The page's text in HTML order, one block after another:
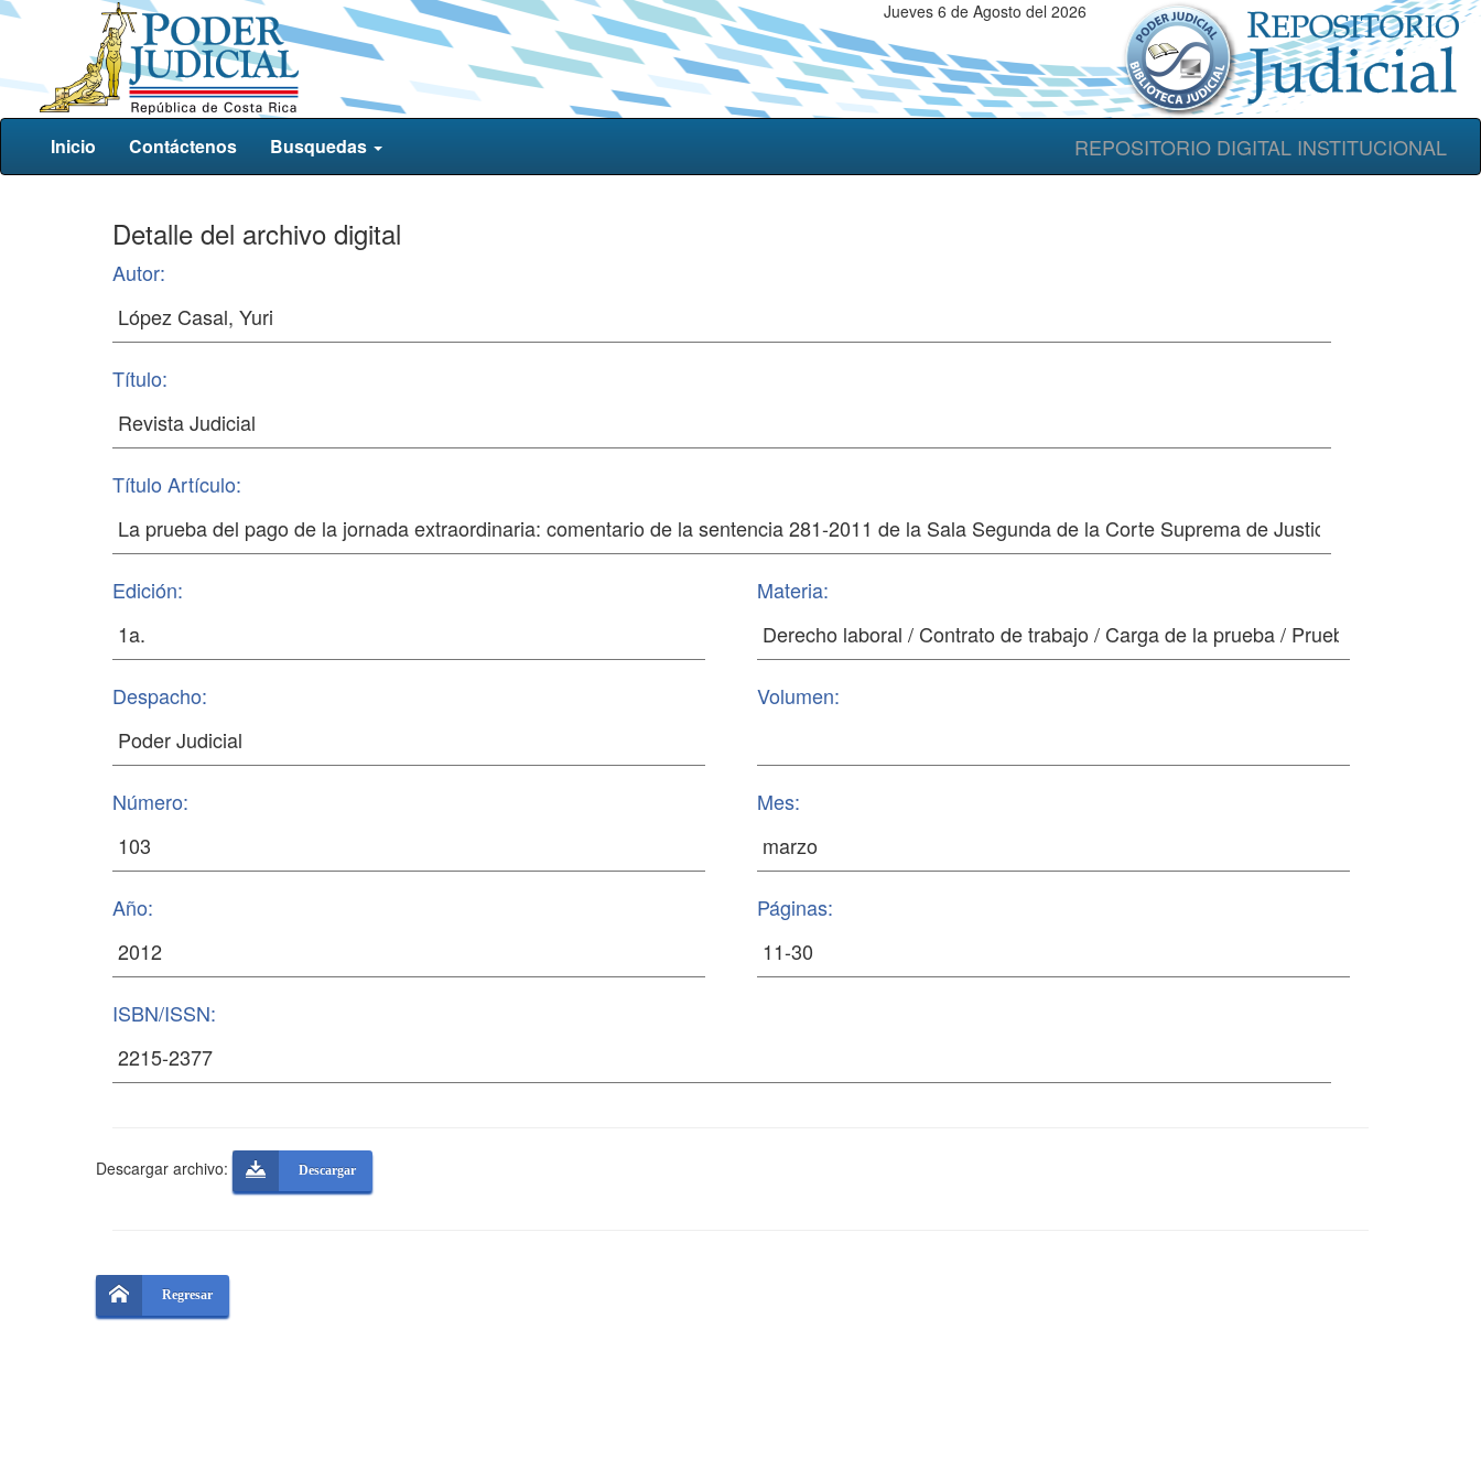
Jueves 6 de Agosto del 2026
REPOSITORIO DIGITAL INSTITUCIONAL
Inicio Contáctenos Busquedas
Detalle del archivo digital
Autor:
Título:
Título Artículo:
Edición: Materia:
Despacho: Volumen:
Número: Mes:
Año: Páginas:
ISBN/ISSN:
Descargar archivo: Descargar
Regresar